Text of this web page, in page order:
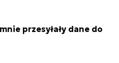
przesyłały dane do